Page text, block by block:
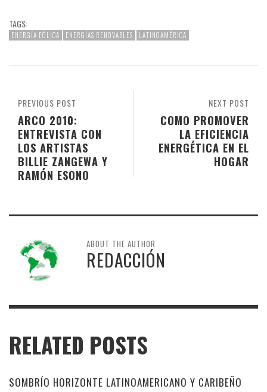
TAGS:
ENERGÍA EÓLICA ENERGÍAS RENOVABLES LATINOAMÉRICA
NEXT POST
COMO PROMOVER
LA EFICIENCIA
ENERGÉTICA EN EL
HOGAR
PREVIOUS POST
ARCO 2010:
ENTREVISTA CON
LOS ARTISTAS
BILLIE ZANGEWA Y
RAMÓN ESONO
ABOUT THE AUTHOR
REDACCIÓN
RELATED POSTS
SOMBRÍO HORIZONTE LATINOAMERICANO Y CARIBEÑO